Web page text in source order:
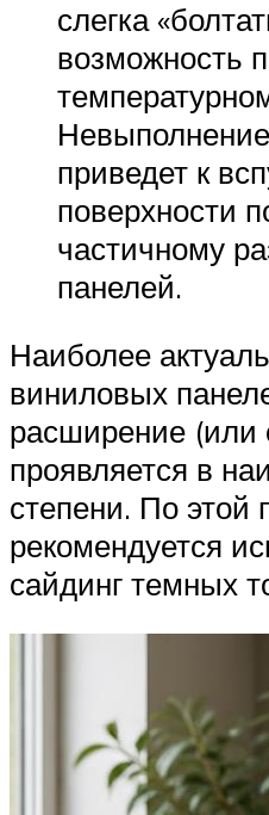
слегка
возможность
приведет к
поверхности
частичному
панелей.
Наиболее
виниловых
расширение (или
проявляется в
степени. По этой
рекомендуется
сайдинг темных